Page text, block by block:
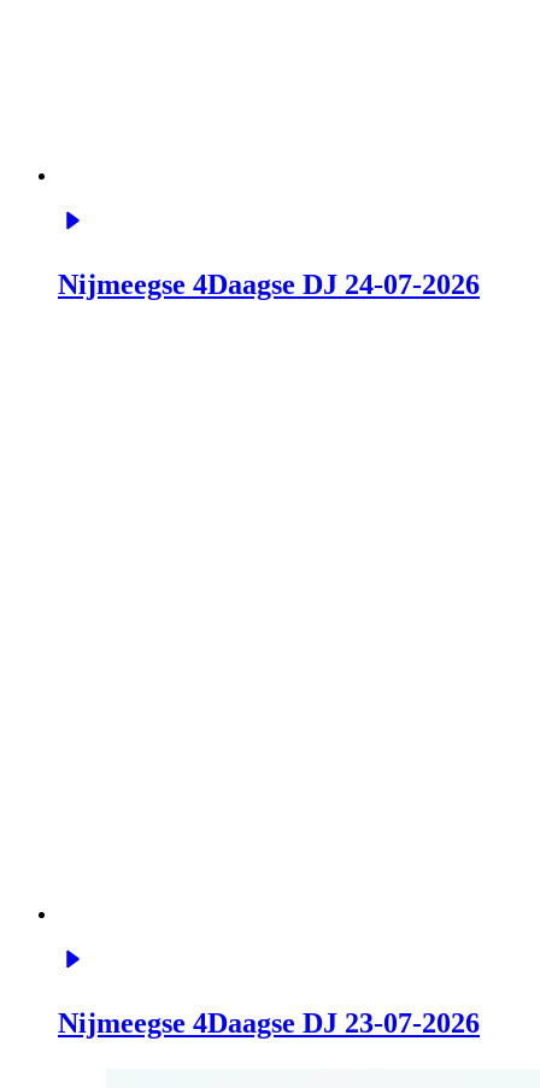
Nijmeegse 4Daagse DJ 24-07-2026
Nijmeegse 4Daagse DJ 23-07-2026